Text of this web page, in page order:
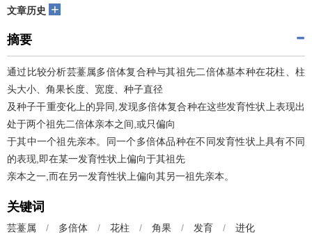
文章历史 +
摘要
通过比较分析芸薹属多倍体复合种与其祖先二倍体基本种在花柱、柱
头大小、角果长度、宽度、种子直径
及种子干重变化上的异同,发现多倍体复合种在这些发育性状上表现出
处于两个祖先二倍体亲本之间,或只偏向
于其中一个祖先亲本。同一个多倍体品种在不同发育性状上具有不同
的表现,即在某一发育性状上偏向于其祖先
亲本之一,而在另一发育性状上偏向其另一祖先亲本。
关键词
芸薹属 / 多倍体 / 花柱 / 角果 / 发育 / 进化